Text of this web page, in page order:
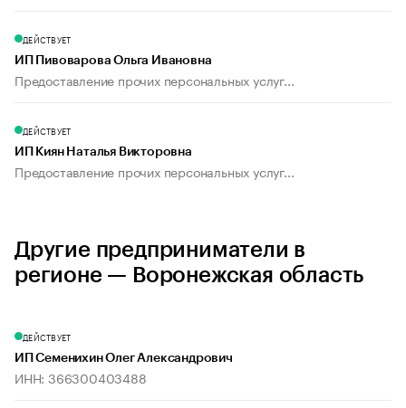
ДЕЙСТВУЕТ
ИП Пивоварова Ольга Ивановна
Предоставление прочих персональных услуг...
ДЕЙСТВУЕТ
ИП Киян Наталья Викторовна
Предоставление прочих персональных услуг...
Другие предприниматели в
регионе — Воронежская область
ДЕЙСТВУЕТ
ИП Семенихин Олег Александрович
ИНН: 366300403488